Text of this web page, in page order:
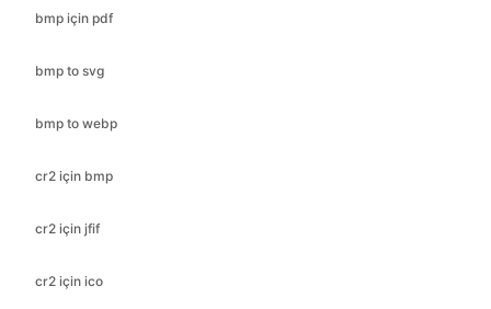
bmp to webp
cr2 için bmp
cr2 için jfif
cr2 için ico
cr2 için jpeg
cr2 için pdf